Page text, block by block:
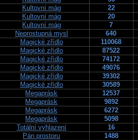
Kultovní mág
22
Kultovní mág
20
Kultovní mág
7
Neprostupná mysl
640
Magické zřídlo
110068
Magické zřídlo
87522
Magické zřídlo
74172
Magické zřídlo
49076
Magické zřídlo
39302
Magické zřídlo
30589
Megaprásk
12537
Megaprásk
9892
Megaprásk
6272
Megaprásk
5098
Totální vyhlazení
16
Pán prostoru 1488